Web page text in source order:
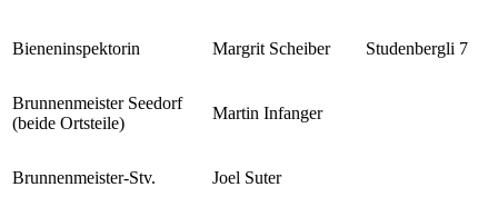
Bieneninspektorin Margrit Scheiber Studenbergli 7
Brunnenmeister Seedorf
(beide Ortsteile)
Martin Infanger
Brunnenmeister-Stv. Joel Suter